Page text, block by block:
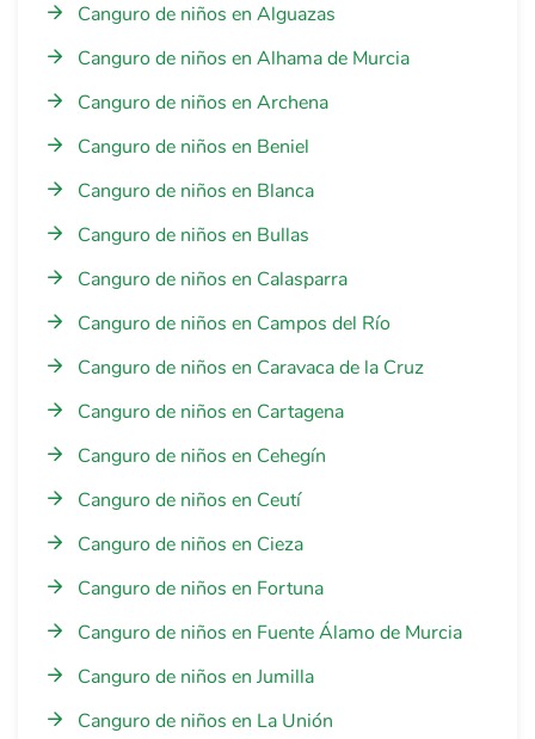
Canguro de niños en Alguazas
Canguro de niños en Alhama de Murcia
Canguro de niños en Archena
Canguro de niños en Beniel
Canguro de niños en Blanca
Canguro de niños en Bullas
Canguro de niños en Calasparra
Canguro de niños en Campos del Río
Canguro de niños en Caravaca de la Cruz
Canguro de niños en Cartagena
Canguro de niños en Cehegín
Canguro de niños en Ceutí
Canguro de niños en Cieza
Canguro de niños en Fortuna
Canguro de niños en Fuente Álamo de Murcia
Canguro de niños en Jumilla
Canguro de niños en La Unión